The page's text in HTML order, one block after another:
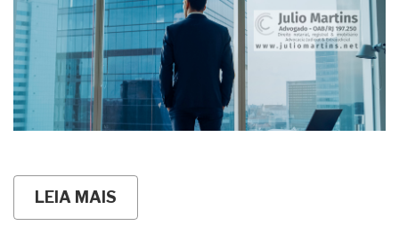
LEIA MAIS
VALORES